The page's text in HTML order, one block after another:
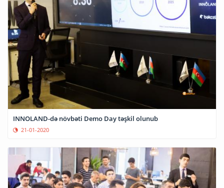
INNOLAND-də növbəti Demo Day təşkil olunub
21-01-2020